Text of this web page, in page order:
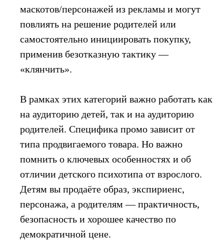
маскотов/персонажей из рекламы и могут
повлиять на решение родителей или
самостоятельно инициировать покупку,
применив безотказную тактику —
«клянчить».
В рамках этих категорий важно работать как
на аудиторию детей, так и на аудиторию
родителей. Специфика промо зависит от
типа продвигаемого товара. Но важно
помнить о ключевых особенностях и об
отличии детского психотипа от взрослого.
Детям вы продаёте образ, экспириенс,
персонажа, а родителям — практичность,
безопасность и хорошее качество по
демократичной цене.